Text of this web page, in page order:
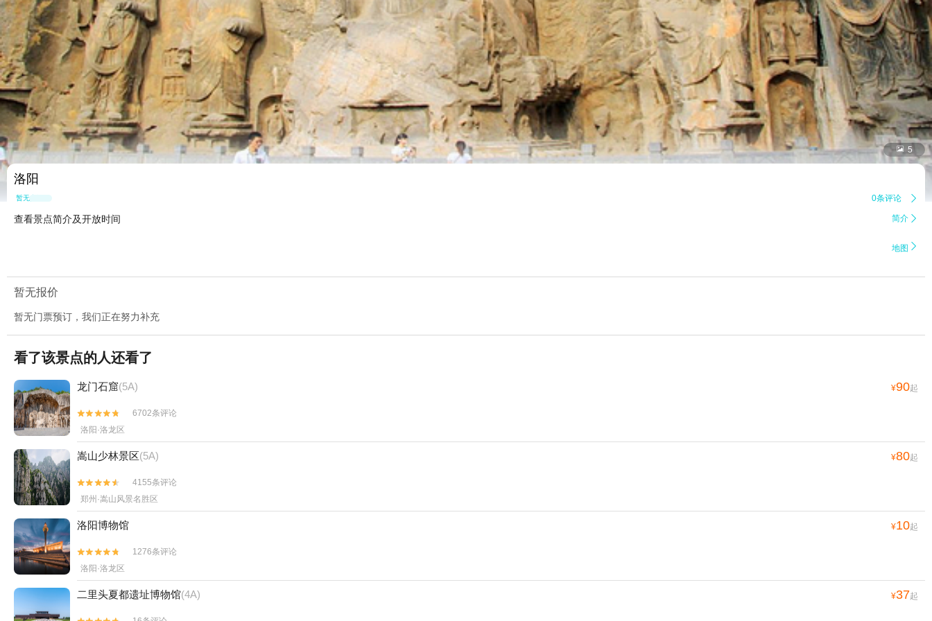
 5
洛阳
暂无点评 0条评论 
查看景点简介及开放时间 简介 
地图 
暂无报价
暂无门票预订，我们正在努力补充
看了该景点的人还看了
龙门石窟(5A) ¥90起


6702条评论
洛阳·洛龙区
嵩山少林景区(5A) ¥80起


4155条评论
郑州·嵩山风景名胜区
洛阳博物馆 ¥10起


1276条评论
洛阳·洛龙区
二里头夏都遗址博物馆(4A) ¥37起